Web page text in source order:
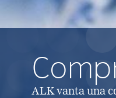
ALK vanta una